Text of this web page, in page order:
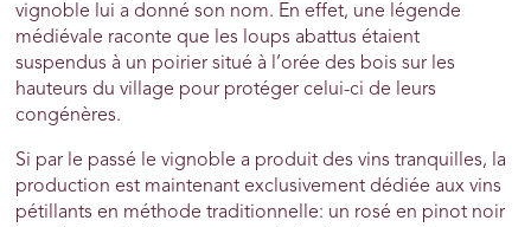
vignoble lui a donné son nom. En effet, une légende
médiévale raconte que les loups abattus étaient
suspendus à un poirier situé à l’orée des bois sur les
hauteurs du village pour protéger celui-ci de leurs
congénères.
Si par le passé le vignoble a produit des vins tranquilles, la
production est maintenant exclusivement dédiée aux vins
pétillants en méthode traditionnelle: un rosé en pinot noir